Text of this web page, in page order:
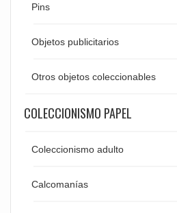
Pins
Objetos publicitarios
Otros objetos coleccionables
COLECCIONISMO PAPEL
Coleccionismo adulto
Calcomanías